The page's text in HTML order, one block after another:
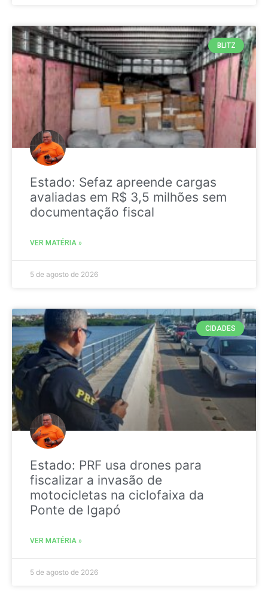
BLITZ
Estado: Sefaz apreende cargas
avaliadas em R$ 3,5 milhões sem
documentação fiscal
VER MATÉRIA »
5 de agosto de 2026
CIDADES
Estado: PRF usa drones para
fiscalizar a invasão de
motocicletas na ciclofaixa da
Ponte de Igapó
VER MATÉRIA »
5 de agosto de 2026